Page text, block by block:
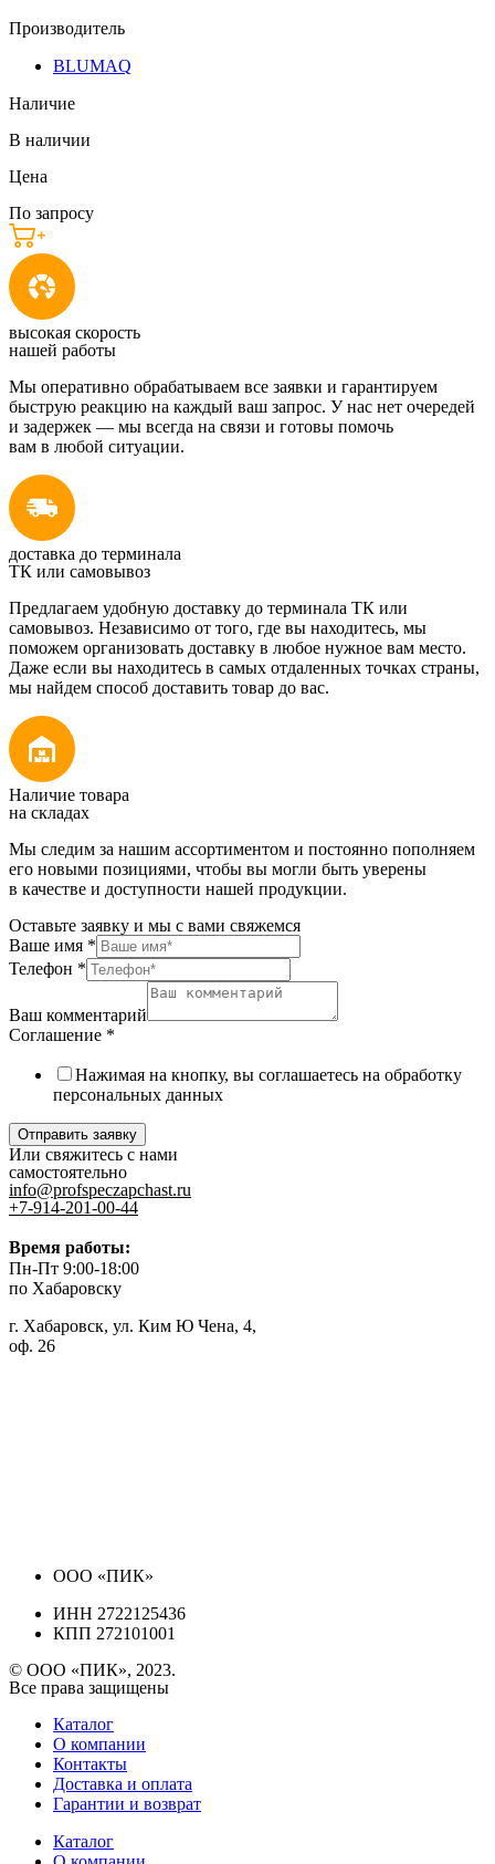
Производитель
BLUMAQ
Наличие
В наличии
Цена
По запросу
высокая скорость
нашей работы
Мы оперативно обрабатываем все заявки и гарантируем
быструю реакцию на каждый ваш запрос. У нас нет очередей
и задержек — мы всегда на связи и готовы помочь
вам в любой ситуации.
доставка до терминала
ТК или самовывоз
Предлагаем удобную доставку до терминала ТК или
самовывоз. Независимо от того, где вы находитесь, мы
поможем организовать доставку в любое нужное вам место.
Даже если вы находитесь в самых отдаленных точках страны,
мы найдем способ доставить товар до вас.
Наличие товара
на складах
Мы следим за нашим ассортиментом и постоянно пополняем
его новыми позициями, чтобы вы могли быть уверены
в качестве и доступности нашей продукции.
Оставьте заявку и мы с вами свяжемся
Ваше имя *
Телефон *
Ваш комментарий
Соглашение *
Нажимая на кнопку, вы соглашаетесь на обработку
персональных данных
Отправить заявку
Или свяжитесь с нами
самостоятельно
info@profspeczapchast.ru
+7-914-201-00-44
Время работы:
Пн-Пт 9:00-18:00
по Хабаровску
г. Хабаровск, ул. Ким Ю Чена, 4,
оф. 26
ООО «ПИК»
ИНН 2722125436
КПП 272101001
© ООО «ПИК», 2023.
Все права защищены
Каталог
О компании
Контакты
Доставка и оплата
Гарантии и возврат
Каталог